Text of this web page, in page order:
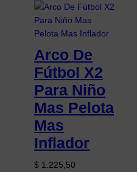
Arco De
Fútbol X2
Para Niño
Mas Pelota
Mas
Inflador
$ 1.225,50